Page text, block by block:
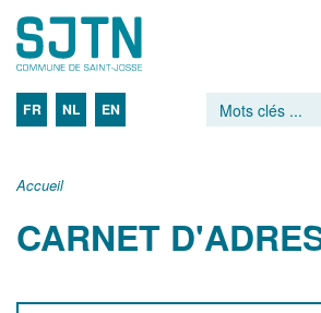
FR NL EN
Accueil
CARNET